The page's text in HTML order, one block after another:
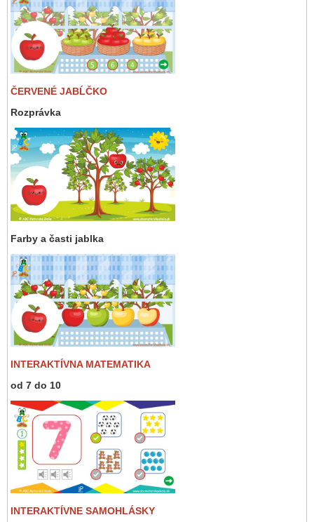
ČERVENÉ JABĹČKO
Rozprávka
Farby a časti jablka
INTERAKTÍVNA MATEMATIKA
od 7 do 10
INTERAKTÍVNE SAMOHLÁSKY